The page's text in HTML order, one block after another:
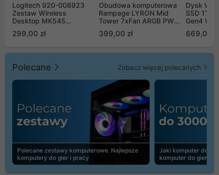
Logitech 920-008923
Zestaw Wireless
Desktop MK545
299,00 zł
Obudowa komputerowa
Rampage LYRON Mid
Tower 7xFan ARGB PWM
399,00 zł
Dysk WD
SSD 1TB
Gen4
669,00
Polecane Zobacz więcej polecanych
Polecane zestawy komputerowe. Najlepsze
komputery do gier i pracy
Jaki komputer do
komputer do gier |